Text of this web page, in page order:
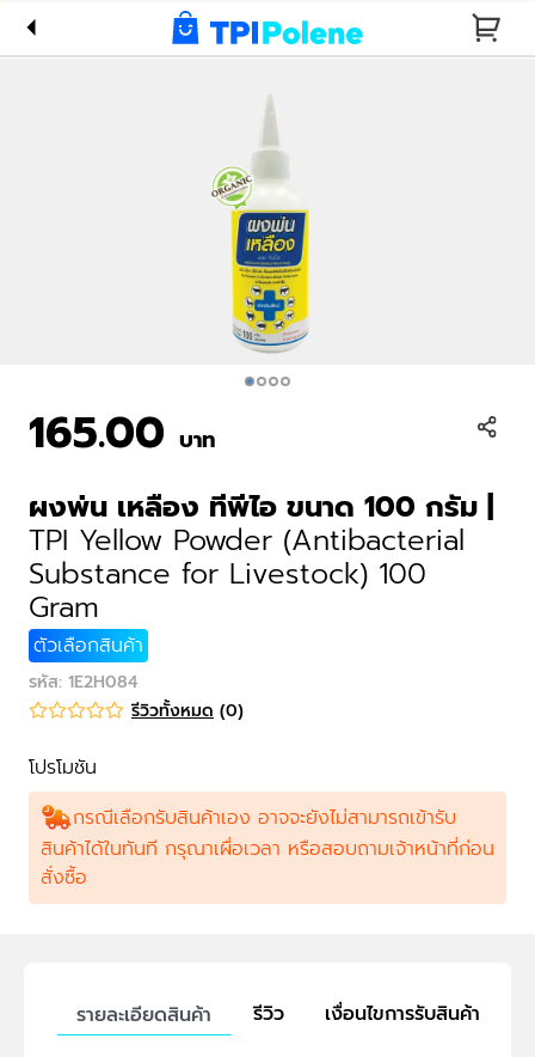
TPI Yellow
(Antibacterial
Livestock)
165.00 บาท
ผงพ่น เหลือง ทีพีไอ ขนาด 100 กรัม |
TPI Yellow Powder (Antibacterial
Substance for Livestock) 100
Gram
ตัวเลือกสินค้า
รหัส: 1E2H084
รีวิวทั้งหมด (0)
โปรโมชัน
กรณีเลือกรับสินค้าเอง อาจจะยังไม่สามารถเข้ารับ
สินค้าได้ในทันที กรุณาเผื่อเวลา หรือสอบถามเจ้าหน้าที่ก่อน
สั่งซื้อ
รายละเอียดสินค้า รีวิว เงื่อนไขการรับสินค้า